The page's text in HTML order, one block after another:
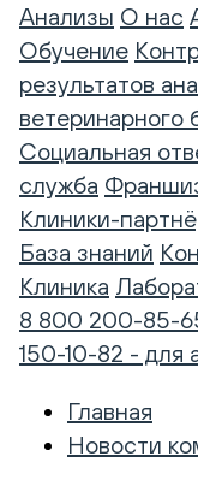
Анализы О нас
Обучение
результатов
ветеринарного
Социальная
служба
Клиники-
База знаний
Клиника
8 800 200-85-
150-10-82 - для
Главная
Новости